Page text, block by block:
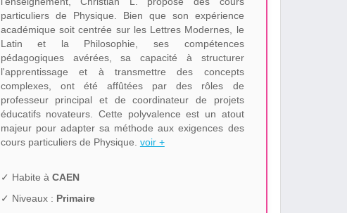
particuliers de Physique. Bien que son expérience
académique soit centrée sur les Lettres Modernes, le
Latin et la Philosophie, ses compétences
pédagogiques avérées, sa capacité à structurer
l'apprentissage et à transmettre des concepts
complexes, ont été affûtées par des rôles de
professeur principal et de coordinateur de projets
éducatifs novateurs. Cette polyvalence est un atout
majeur pour adapter sa méthode aux exigences des
cours particuliers de Physique. voir +
✓ Habite à CAEN
✓ Niveaux : Primaire